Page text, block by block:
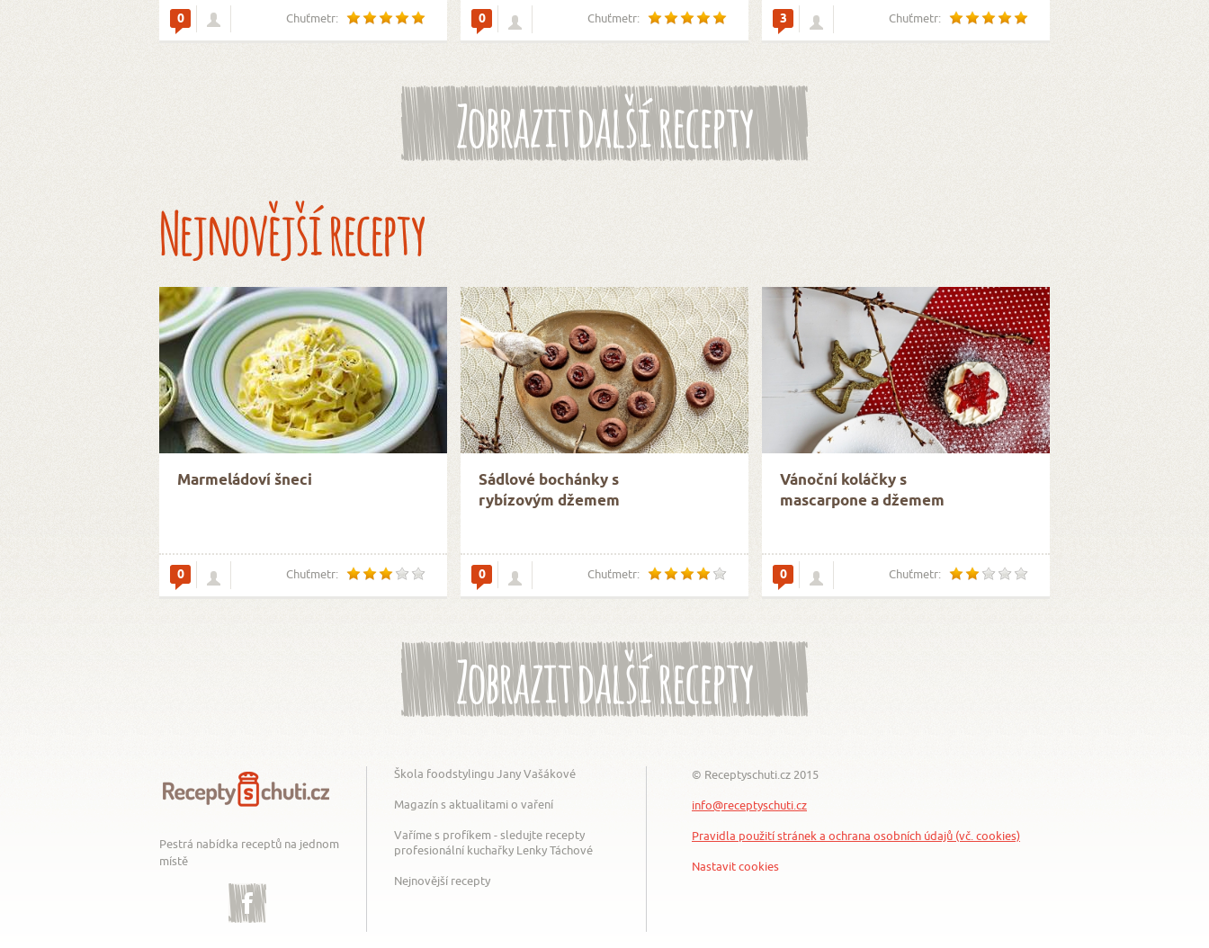
0 Chuťmetr: 0 Chuťmetr: 3 Chuťmetr:
Zobrazit další recepty
Nejnovější recepty
Marmeládoví šneci
0 Chuťmetr:
Sádlové bochánky s
rybízovým džemem
0 Chuťmetr:
Vánoční koláčky s
mascarpone a džemem
0 Chuťmetr:
Zobrazit další recepty
Pestrá nabídka receptů na jednom
místě
Facebook
Škola foodstylingu Jany Vašákové
Magazín s aktualitami o vaření
Vaříme s profíkem - sledujte recepty
profesionální kuchařky Lenky Táchové
Nejnovější recepty
© Receptyschuti.cz 2015
info@receptyschuti.cz
Pravidla použití stránek a ochrana osobních údajů (vč. cookies)
Nastavit cookies